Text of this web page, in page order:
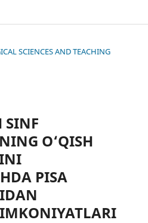
SCIENCES AND TEACHING
SINF
O‘QISH
PISA